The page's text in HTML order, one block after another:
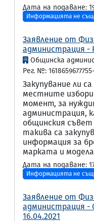
Дата на подаване:
Информацията не
Заявление от
администрация -
Общинска
Рег. №:
Закупувание ли
местните
момент, за
администрация,
общинския съвет
такива са
информация за
марката и
Дата на подаване:
Информацията не
Заявление от
администрация -
16.04.2021